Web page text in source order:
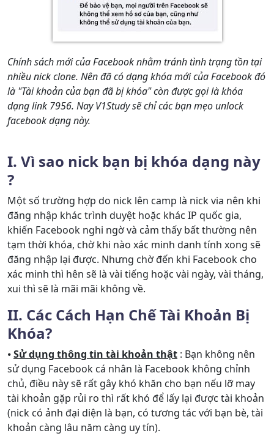
Chính sách mới của Facebook nhằm tránh tình trạng tồn tại
nhiều nick clone. Nên đã có dạng khóa mới của Facebook đó
là "Tài khoản của bạn đã bị khóa" còn được gọi là khóa
dạng link 7956. Nay V1Study sẽ chỉ các bạn mẹo unlock
facebook dạng này.
I. Vì sao nick bạn bị khóa dạng này
?
Một số trường hợp do nick lên camp là nick via nên khi
đăng nhập khác trình duyệt hoặc khác IP quốc gia,
khiến Facebook nghi ngờ và cảm thấy bất thường nên
tạm thời khóa, chờ khi nào xác minh danh tính xong sẽ
đăng nhập lại được. Nhưng chờ đến khi Facebook cho
xác minh thì hên sẽ là vài tiếng hoặc vài ngày, vài tháng,
xui thì sẽ là mãi mãi không về.
II. Các Cách Hạn Chế Tài Khoản Bị
Khóa?
⦁Sử dụng thông tin tài khoản thật : Bạn không nên
sử dụng Facebook cá nhân là Facebook không chỉnh
chủ, điều này sẽ rất gây khó khăn cho bạn nếu lỡ may
tài khoản gặp rủi ro thì rất khó để lấy lại được tài khoản
(nick có ảnh đại diện là bạn, có tương tác với bạn bè, tài
khoản càng lâu năm càng uy tín).